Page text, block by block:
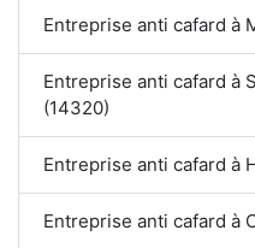
Entreprise anti cafard à
Entreprise anti cafard à
(14320)
Entreprise anti cafard à
Entreprise anti cafard à